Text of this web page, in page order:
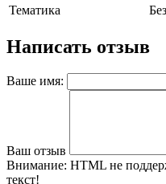
Тематика
Написать отзыв
Ваше имя:
Ваш отзыв
Внимание: HTML не
текст!